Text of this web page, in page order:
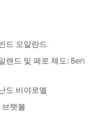
드 오알란드
랜드 및 페로 제도: Ben
도 비야로엘
랫볼